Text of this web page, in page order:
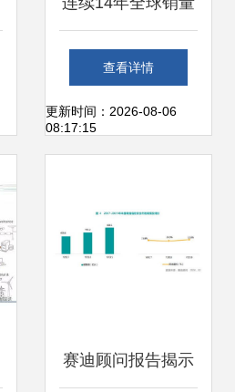
第一，杰克科技引
领行业新高度
查看详情
更新时间：2026-08-06
08:17:15
赛迪顾问报告揭示